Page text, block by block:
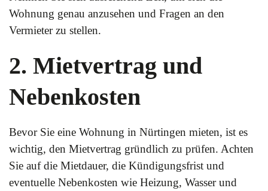
Wohnung genau anzusehen und Fragen an den
Vermieter zu stellen.
2. Mietvertrag und
Nebenkosten
Bevor Sie eine Wohnung in Nürtingen mieten, ist es
wichtig, den Mietvertrag gründlich zu prüfen. Achten
Sie auf die Mietdauer, die Kündigungsfrist und
eventuelle Nebenkosten wie Heizung, Wasser und